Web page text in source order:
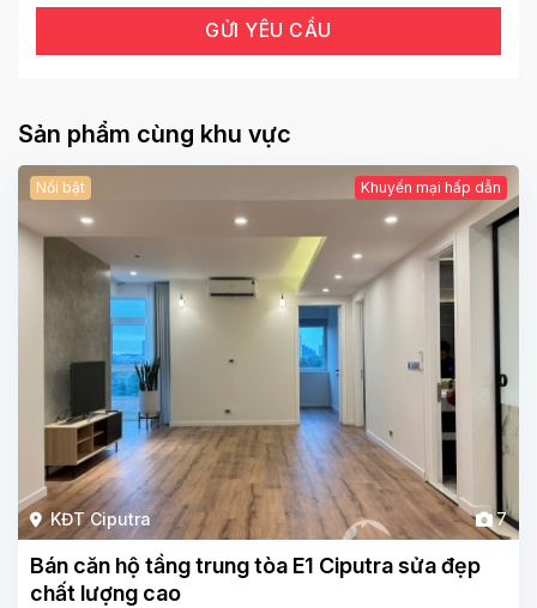
Sản phẩm cùng khu vực
KĐT Ciputra 7
Nổi bật Khuyến mại hấp dẫn
Bán căn hộ tầng trung tòa E1 Ciputra sửa đẹp
chất lượng cao